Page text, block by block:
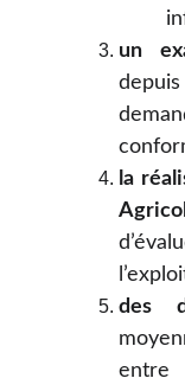
un
la
des